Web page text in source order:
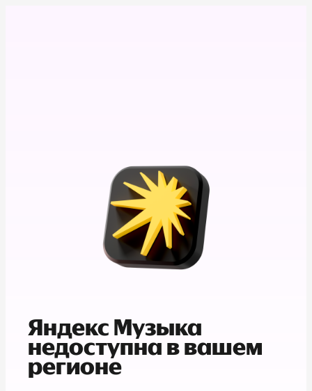
Яндекс Музыка
недоступна в вашем
регионе